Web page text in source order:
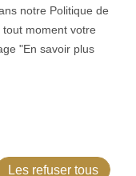
notre Politique de
moment votre
"En savoir plus
Les refuser tous